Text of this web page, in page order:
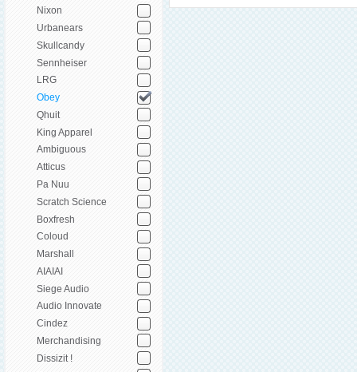
Nixon
Urbanears
Skullcandy
Sennheiser
LRG
Obey
Qhuit
King Apparel
Ambiguous
Atticus
Pa Nuu
Scratch Science
Boxfresh
Coloud
Marshall
AIAIAI
Siege Audio
Audio Innovate
Cindez
Merchandising
Dissizit !